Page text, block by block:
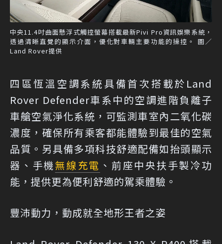
中央11.4吋曲面懸浮式觸控螢幕搭載最新Pivi Pro資訊娛樂系統，
透過清晰直覺的顯示介面，優化對車輛主要功能的操控。 圖／
Land Rover提供
四區恆溫空調系統具備首次搭載於Land
Rover Defender車系中的空調進階負離子
車艙空氣淨化系統，可監測車室內二氧化碳
濃度，確保所有乘客都能體驗到最佳的空氣
品質。另具備多項科技舒適配備如抬頭顯示
器、手機無線充電 、前座中央扶手製冷功
能，提供更為便利舒適的駕乘體驗。
豐沛動力，動成就全地形王者之姿